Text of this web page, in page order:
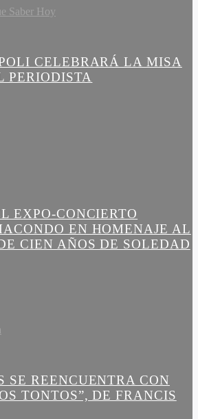
Saber Hoy
CELEBRARÁ LA MISA
PERIODISTA
EXPO-CONCIERTO
EN HOMENAJE AL
CIEN AÑOS DE SOLEDAD
SE REENCUENTRA CON
TONTOS”, DE FRANCIS